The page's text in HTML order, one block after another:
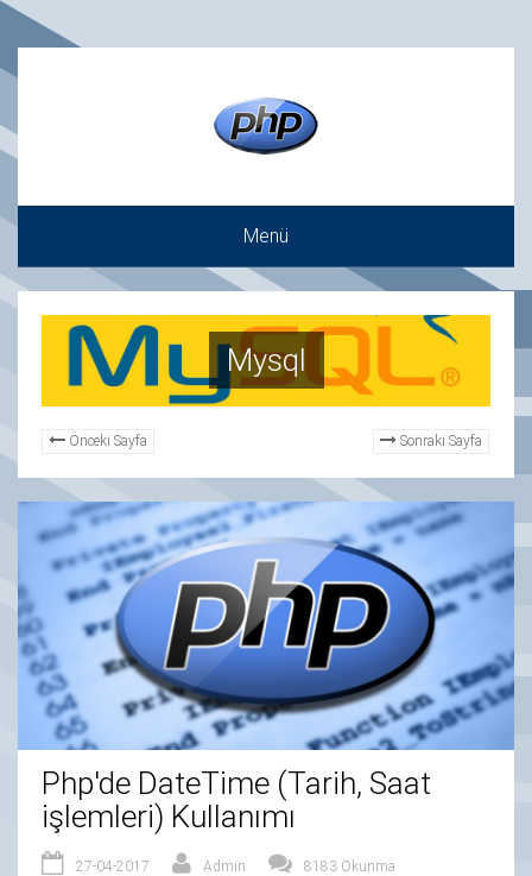
Menü
Mysql
Önceki Sayfa Sonraki Sayfa
Php'de DateTime (Tarih, Saat
işlemleri) Kullanımı
27-04-2017 Admin
8183 Okunma